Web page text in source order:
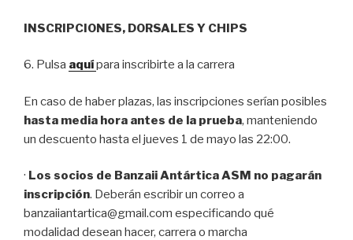
INSCRIPCIONES, DORSALES Y CHIPS
6. Pulsa aquípara inscribirte a la carrera
En caso de haber plazas, las inscripciones serían posibles
hasta media hora antes de la prueba, manteniendo
un descuento hasta el jueves 1 de mayo las 22:00.
· Los socios de Banzaii Antártica ASM no pagarán
inscripción. Deberán escribir un correo a
banzaiiantartica@gmail.com especificando qué
modalidad desean hacer, carrera o marcha